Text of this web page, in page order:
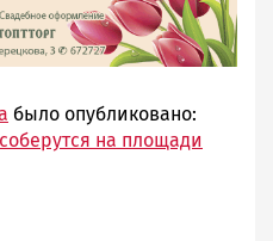
было опубликовано:
на площади